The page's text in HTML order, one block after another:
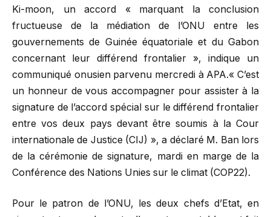
Ki-moon, un accord « marquant la conclusion
fructueuse de la médiation de l’ONU entre les
gouvernements de Guinée équatoriale et du Gabon
concernant leur différend frontalier », indique un
communiqué onusien parvenu mercredi à APA.« C’est
un honneur de vous accompagner pour assister à la
signature de l’accord spécial sur le différend frontalier
entre vos deux pays devant être soumis à la Cour
internationale de Justice (CIJ) », a déclaré M. Ban lors
de la cérémonie de signature, mardi en marge de la
Conférence des Nations Unies sur le climat (COP22).
Pour le patron de l’ONU, les deux chefs d’Etat, en